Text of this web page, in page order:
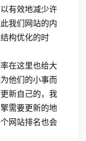
有效地减少许
我们网站的内
构优化的时
在这里也给大
他们的小事而
新自己的，我
需要更新的地
网站排名也会